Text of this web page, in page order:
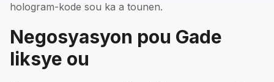
hologram-kode sou ka a tounen.
Negosyasyon pou Gade
liksye ou